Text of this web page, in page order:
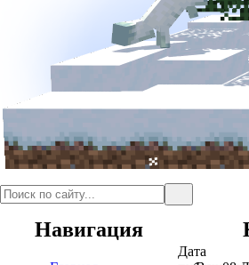
Навигация
Дата